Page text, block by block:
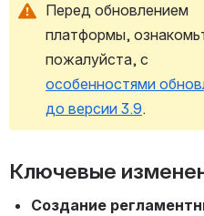
Перед обновлением
платформы,
особенностями
до версии 3.9.
Ключевые
Создание